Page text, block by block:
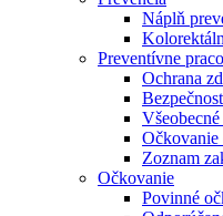
Náplň
Preventívne
Ochrana
Očkovanie
Zoznam
Očkovanie
Povinné